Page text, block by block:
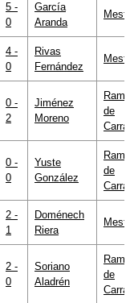
5 -
0
García
Aranda
4 -
0
Rivas
Fernández
0 -
2
Jiménez
Moreno
de
0 -
0
Yuste
González
de
2 -
1
Doménech
Riera
2 -
0
Soriano
Aladrén
de